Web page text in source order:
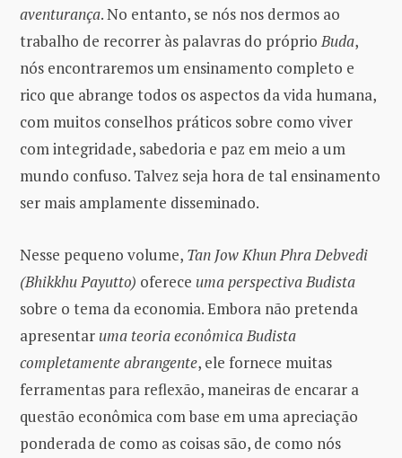
aventurança. No entanto, se nós nos dermos ao
trabalho de recorrer às palavras do próprioBuda,
nós encontraremos um ensinamento completo e
rico que abrange todos os aspectos da vida humana,
com muitos conselhos práticos sobre como viver
com integridade, sabedoria e paz em meio a um
mundo confuso. Talvez seja hora de tal ensinamento
ser mais amplamente disseminado.
Nesse pequeno volume, Tan Jow Khun Phra Debvedi
(Bhikkhu Payutto) oferece uma perspectiva Budista
sobre o tema da economia. Embora não pretenda
apresentar uma teoria econômica Budista
completamente abrangente, ele fornece muitas
ferramentas para reflexão, maneiras de encarar a
questão econômica com base em uma apreciação
ponderada de como as coisas são, de como nós